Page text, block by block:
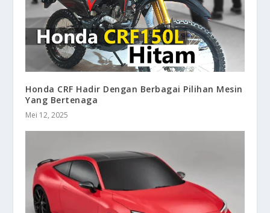
Honda CRF Hadir Dengan Berbagai Pilihan Mesin
Yang Bertenaga
Mei 12, 2025